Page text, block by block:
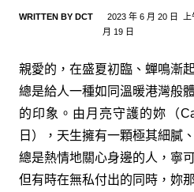
WRITTEN BY DCT 2023 年 6 月 20 日
月 19 日
親愛的，在盛夏初臨、蟬鳴漸
總是給人一種如同溫暖港灣般
的印象。由月亮守護的妳（
日），天生擁有一顆極其細膩
總是熱情地關心身邊的人，寧
但有時在無私付出的同時，妳